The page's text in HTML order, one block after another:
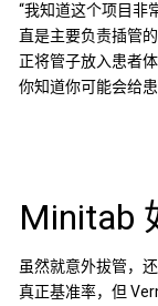
“我知道这个项目非
直是主要负责插管
正将管子放入患者
你知道你可能会给
Minitab
虽然就意外拔管，
真正基准率，但